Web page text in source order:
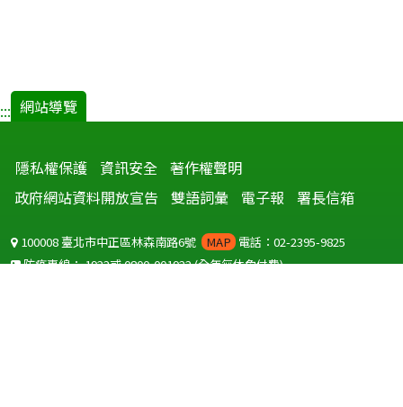
::: 網站導覽
隱私權保護 資訊安全 著作權聲明
政府網站資料開放宣告
雙語詞彙 電子報 署長信箱
100008 臺北市中正區林森南路6號 MAP 電話：02-2395-9825
防疫專線：1922或0800-001922(全年無休免付費)